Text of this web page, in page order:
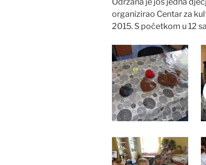
organizirao Centar za
2015. S početkom u 12